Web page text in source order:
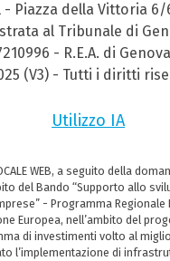
- Piazza della Vittoria 6/
al Tribunale di
- R.E.A. di
(V3) - Tutti i diritti
Utilizzo IA
WEB, a seguito della
del Bando “Supporto allo
- Programma Regionale
Europea, nell’ambito del
di investimenti volto al
l’implementazione di